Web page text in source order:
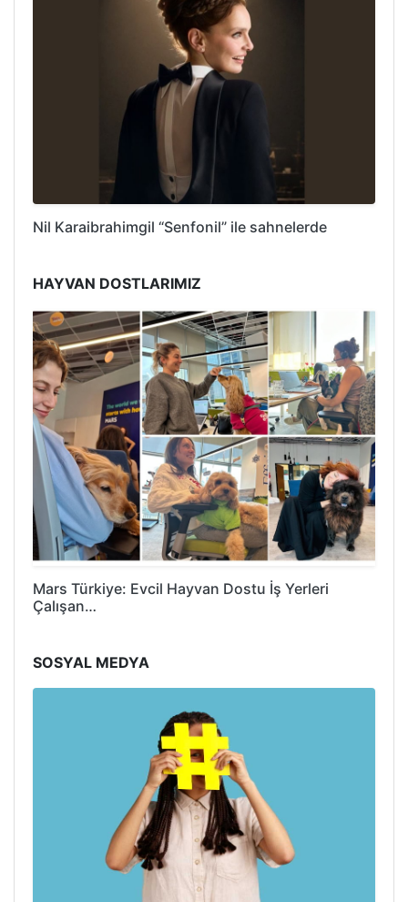
Nil Karaibrahimgil “Senfonil” ile sahnelerde
HAYVAN DOSTLARIMIZ
Mars Türkiye: Evcil Hayvan Dostu İş Yerleri
Çalışan…
SOSYAL MEDYA